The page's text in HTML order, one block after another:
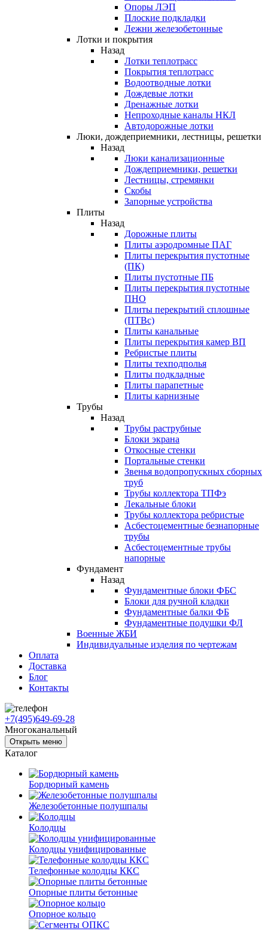
Опоры ЛЭП
Плоские подкладки
Лежни железобетонные
Лотки и покрытия
Назад
Лотки теплотрасс
Покрытия теплотрасс
Водоотводные лотки
Дождевые лотки
Дренажные лотки
Непроходные каналы НКЛ
Автодорожные лотки
Люки, дождеприемники, лестницы, решетки
Назад
Люки канализационные
Дождеприемники, решетки
Лестницы, стремянки
Скобы
Запорные устройства
Плиты
Назад
Дорожные плиты
Плиты аэродромные ПАГ
Плиты перекрытия пустотные
(ПК)
Плиты пустотные ПБ
Плиты перекрытия пустотные
ПНО
Плиты перекрытий сплошные
(ПТВс)
Плиты канальные
Плиты перекрытия камер ВП
Ребристые плиты
Плиты техподполья
Плиты подкладные
Плиты парапетные
Плиты карнизные
Трубы
Назад
Трубы раструбные
Блоки экрана
Откосные стенки
Портальные стенки
Звенья водопропускных сборных
труб
Трубы коллектора ТПФэ
Лекальные блоки
Трубы коллектора ребристые
Асбестоцементные безнапорные
трубы
Асбестоцементные трубы
напорные
Фундамент
Назад
Фундаментные блоки ФБС
Блоки для ручной кладки
Фундаментные балки ФБ
Фундаментные подушки ФЛ
Военные ЖБИ
Индивидуальные изделия по чертежам
Оплата
Доставка
Блог
Контакты
+7(495)649-69-28
Многоканальный
Открыть меню
Каталог
Бордюрный камень
Железобетонные полушпалы
Колодцы
Колодцы унифицированные
Телефонные колодцы ККС
Опорные плиты бетонные
Опорное кольцо